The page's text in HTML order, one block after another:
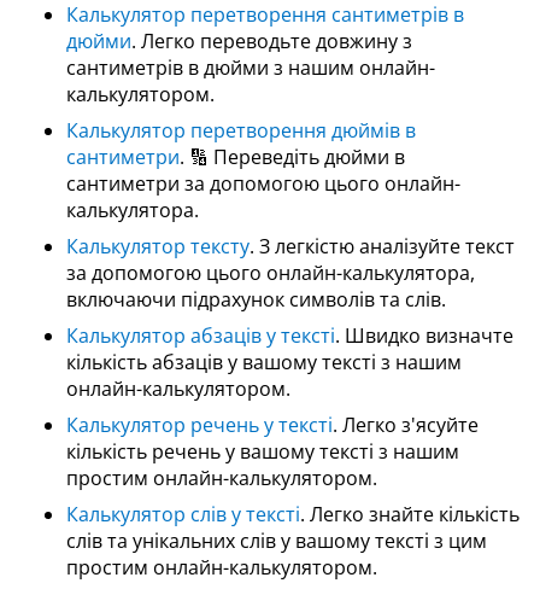
Калькулятор перетворення сантиметрів в
дюйми. Легко переводьте довжину з
сантиметрів в дюйми з нашим онлайн-
калькулятором.
Калькулятор перетворення дюймів в
сантиметри. 🔢 Переведіть дюйми в
сантиметри за допомогою цього онлайн-
калькулятора.
Калькулятор тексту. З легкістю аналізуйте текст
за допомогою цього онлайн-калькулятора,
включаючи підрахунок символів та слів.
Калькулятор абзаців у тексті. Швидко визначте
кількість абзаців у вашому тексті з нашим
онлайн-калькулятором.
Калькулятор речень у тексті. Легко з'ясуйте
кількість речень у вашому тексті з нашим
простим онлайн-калькулятором.
Калькулятор слів у тексті. Легко знайте кількість
слів та унікальних слів у вашому тексті з цим
простим онлайн-калькулятором.